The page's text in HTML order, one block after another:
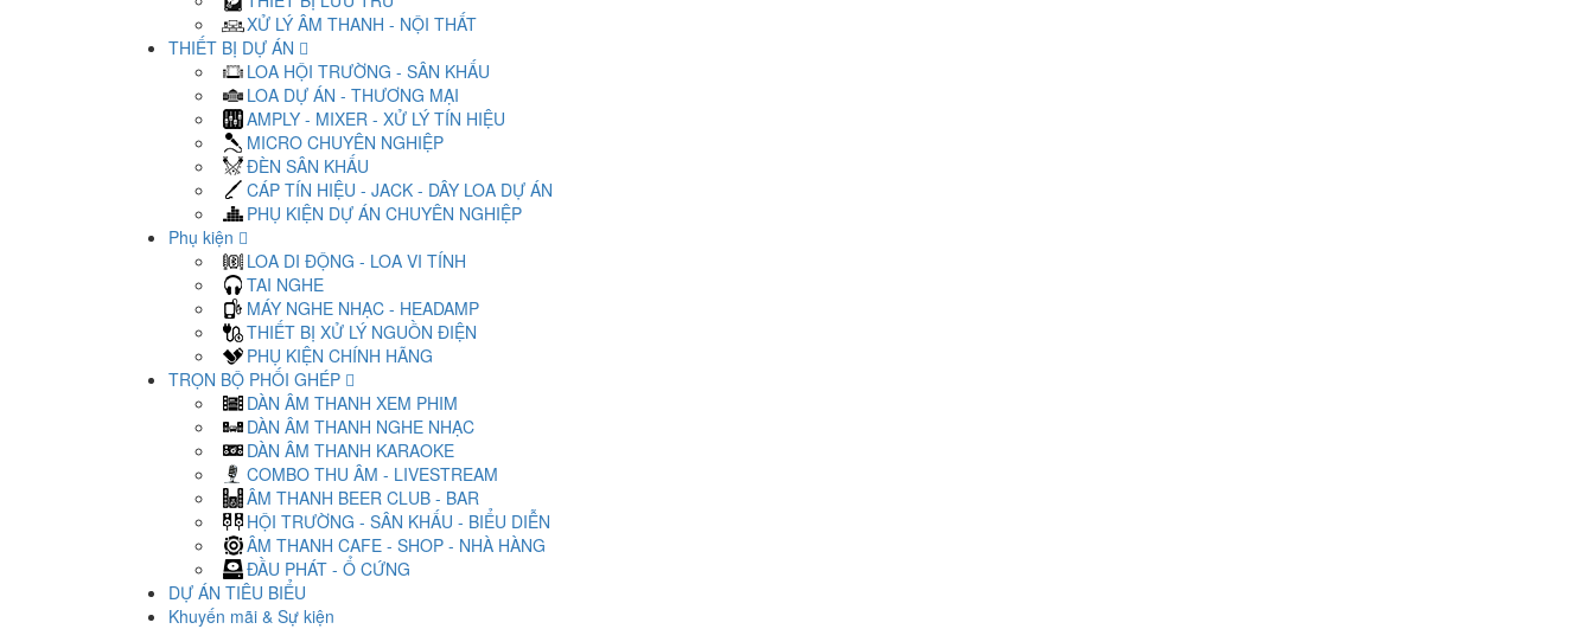
XỬ LÝ ÂM THANH - NỘI THẤT
THIẾT BỊ DỰ ÁN
LOA HỘI TRƯỜNG - SÂN KHẤU
LOA DỰ ÁN - THƯƠNG MẠI
AMPLY - MIXER - XỬ LÝ TÍN HIỆU
MICRO CHUYÊN NGHIỆP
ĐÈN SÂN KHẤU
CÁP TÍN HIỆU - JACK - DÂY LOA DỰ ÁN
PHỤ KIỆN DỰ ÁN CHUYÊN NGHIỆP
Phụ kiện
LOA DI ĐỘNG - LOA VI TÍNH
TAI NGHE
MÁY NGHE NHẠC - HEADAMP
THIẾT BỊ XỬ LÝ NGUỒN ĐIỆN
PHỤ KIỆN CHÍNH HÃNG
TRỌN BỘ PHỐI GHÉP
DÀN ÂM THANH XEM PHIM
DÀN ÂM THANH NGHE NHẠC
DÀN ÂM THANH KARAOKE
COMBO THU ÂM - LIVESTREAM
ÂM THANH BEER CLUB - BAR
HỘI TRƯỜNG - SÂN KHẤU - BIỂU DIỄN
ÂM THANH CAFE - SHOP - NHÀ HÀNG
ĐẦU PHÁT - Ổ CỨNG
DỰ ÁN TIÊU BIỂU
Khuyến mãi & Sự kiện